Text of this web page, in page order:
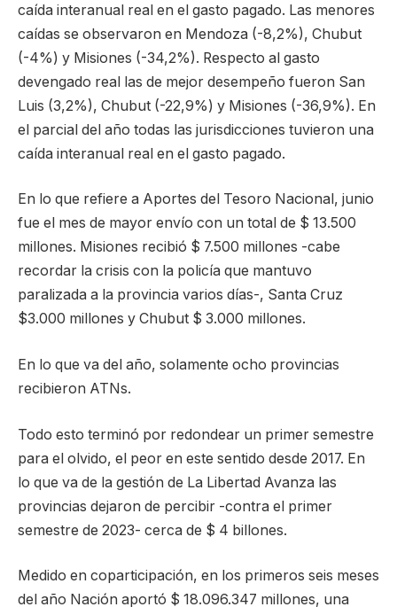
caída interanual real en el gasto pagado. Las menores
caídas se observaron en Mendoza (-8,2%), Chubut
(-4%) y Misiones (-34,2%). Respecto al gasto
devengado real las de mejor desempeño fueron San
Luis (3,2%), Chubut (-22,9%) y Misiones (-36,9%). En
el parcial del año todas las jurisdicciones tuvieron una
caída interanual real en el gasto pagado.
En lo que refiere a Aportes del Tesoro Nacional, junio
fue el mes de mayor envío con un total de $ 13.500
millones. Misiones recibió $ 7.500 millones -cabe
recordar la crisis con la policía que mantuvo
paralizada a la provincia varios días-, Santa Cruz
$3.000 millones y Chubut $ 3.000 millones.
En lo que va del año, solamente ocho provincias
recibieron ATNs.
Todo esto terminó por redondear un primer semestre
para el olvido, el peor en este sentido desde 2017. En
lo que va de la gestión de La Libertad Avanza las
provincias dejaron de percibir -contra el primer
semestre de 2023- cerca de $ 4 billones.
Medido en coparticipación, en los primeros seis meses
del año Nación aportó $ 18.096.347 millones, una